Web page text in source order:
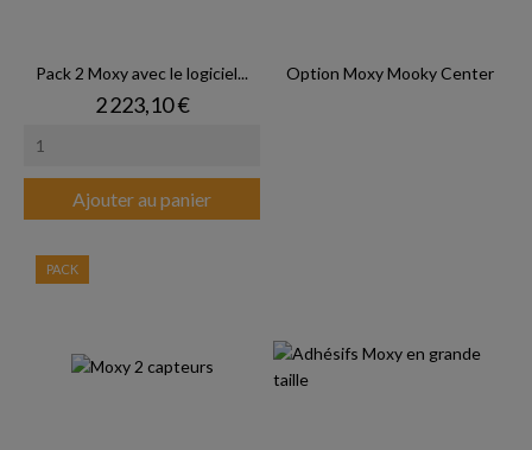
Pack 2 Moxy avec le logiciel...
Prix
2 223,10 €
Ajouter au panier
Option Moxy Mooky Center
PACK